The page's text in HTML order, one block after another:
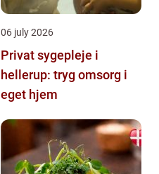
06 july 2026
Privat sygepleje i
hellerup: tryg omsorg i
eget hjem